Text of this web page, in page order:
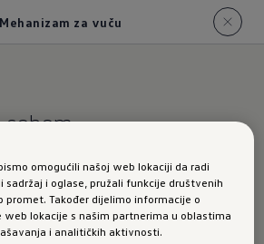
Mehanizam za vuču
sobom.
za vuču
ID. Polo
omogućili našoj web lokaciji da radi
sadržaj i oglase, pružali funkcije društvenih
promet. Također dijelimo informacije o
web lokacije s našim partnerima u oblastima
i analitičkih aktivnosti.